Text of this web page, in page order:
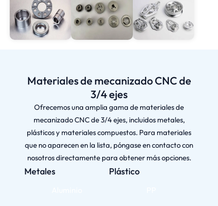
Materiales de mecanizado CNC de
3/4 ejes
Ofrecemos una amplia gama de materiales de
mecanizado CNC de 3/4 ejes, incluidos metales,
plásticos y materiales compuestos. Para materiales
que no aparecen en la lista, póngase en contacto con
nosotros directamente para obtener más opciones.
Metales Plástico